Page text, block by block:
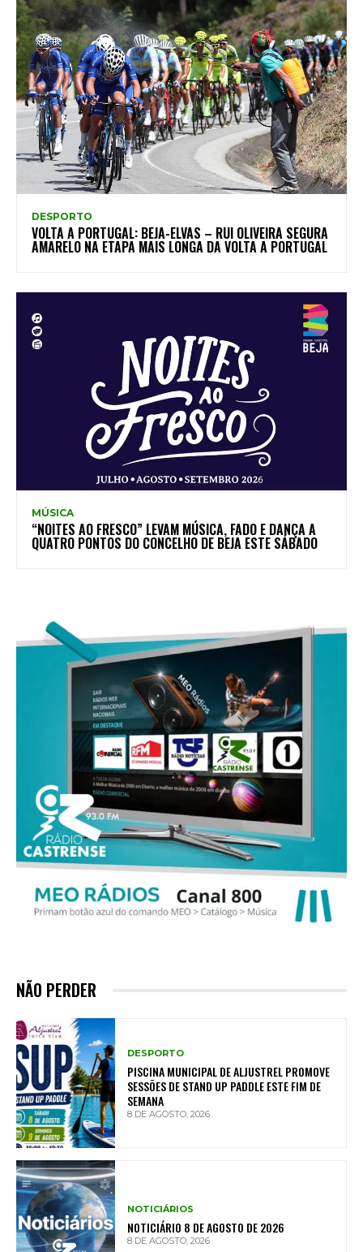
DESPORTO
VOLTA A PORTUGAL: BEJA-ELVAS – RUI OLIVEIRA SEGURA
AMARELO NA ETAPA MAIS LONGA DA VOLTA A PORTUGAL
MÚSICA
“NOITES AO FRESCO” LEVAM MÚSICA, FADO E DANÇA A
QUATRO PONTOS DO CONCELHO DE BEJA ESTE SÁBADO
NÃO PERDER
DESPORTO
PISCINA MUNICIPAL DE ALJUSTREL PROMOVE
SESSÕES DE STAND UP PADDLE ESTE FIM DE
SEMANA
8 DE AGOSTO, 2026
NOTICIÁRIOS
NOTICIÁRIO 8 DE AGOSTO DE 2026
8 DE AGOSTO, 2026